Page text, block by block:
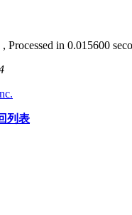
, Processed in 0.015600
列表